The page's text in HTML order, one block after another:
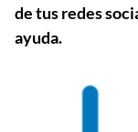
de tus redes
ayuda.